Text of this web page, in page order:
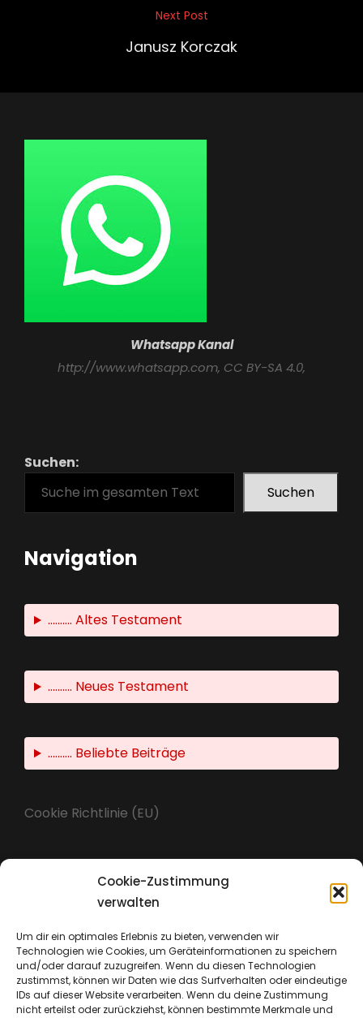
Cookie-Zustimmung
verwalten
Um dir ein optimales Erlebnis zu bieten, verwenden wir
Technologien wie Cookies, um Geräteinformationen zu speichern
und/oder darauf zuzugreifen. Wenn du diesen Technologien
zustimmst, können wir Daten wie das Surfverhalten oder eindeutige
IDs auf dieser Website verarbeiten. Wenn du deine Zustimmung
nicht erteilst oder zurückziehst, können bestimmte Merkmale und
Next Post
Janusz Korczak
Whatsapp Kanal
http://www.whatsapp.com, CC BY-SA 4.0,
Suchen:
Suchen
Navigation
.......... Altes Testament
.......... Neues Testament
.......... Beliebte Beiträge
Cookie Richtlinie (EU)
Datenschutz